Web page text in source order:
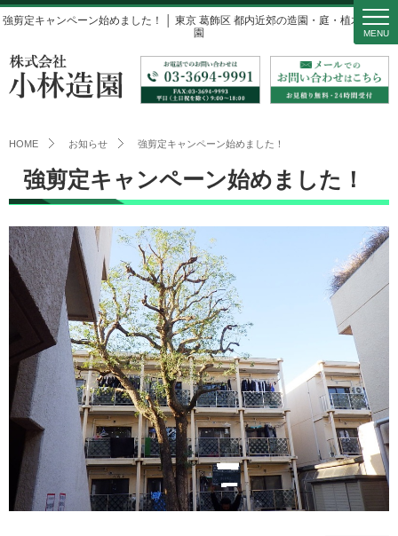
強剪定キャンペーン始めました！ │ 東京 葛飾区 都内近郊の造園・庭・植木 小林造
園
MENU
HOME お知らせ 強剪定キャンペーン始めました！
強剪定キャンペーン始めました！